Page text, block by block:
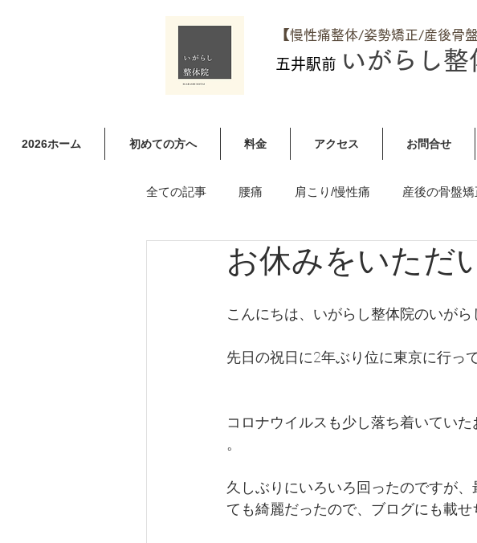
【慢性痛整体/姿勢矯正/産後骨盤
五井駅前 いがらし整
2026ホーム 初めての方へ 料金 アクセス お問合せ
全ての記事 腰痛 肩こり/慢性痛 産後の骨盤矯
足やお尻のしびれ（ヘルニア含む） その他全身症
お休みをいただ
こんにちは、いがらし整体院のいがら
先日の祝日に2年ぶり位に東京に行っ
コロナウイルスも少し落ち着いてい
。
久しぶりにいろいろ回ったのですが
ても綺麗だったので、ブログにも載